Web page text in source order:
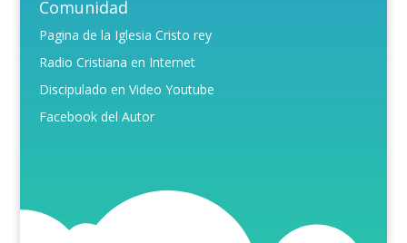
Comunidad
Pagina de la Iglesia Cristo rey
Radio Cristiana en Internet
Discipulado en Video Youtube
Facebook del Autor